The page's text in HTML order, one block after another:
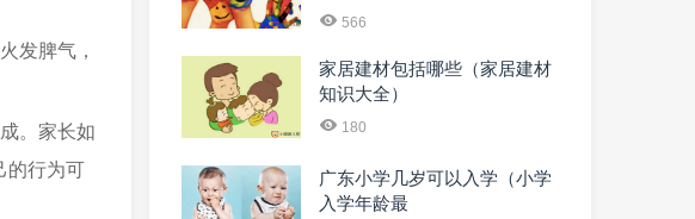
发脾气，
。家长如
的行为可
566
家居建材包括哪些（家居建材
知识大全）
180
广东小学几岁可以入学（小学
入学年龄最